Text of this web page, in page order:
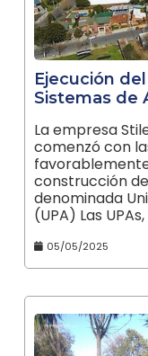
Ejecución
Sistemas de
La empresa
comenzó con
construcción
denominada
(UPA) Las
05/05/2025